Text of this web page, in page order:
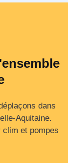
dans
clim et pompes